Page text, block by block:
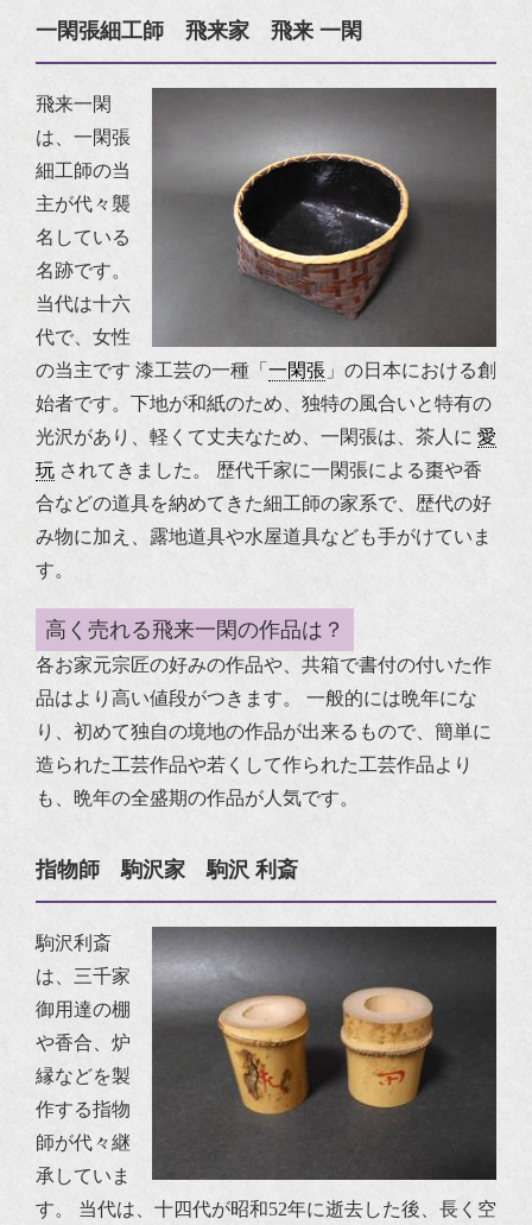
一閑張細工師 飛来家 飛来 一閑
飛来一閑
は、一閑張
細工師の当
主が代々襲
名している
名跡です。
当代は十六
代で、女性
の当主です 漆工芸の一種「 一閑張 」の日本における創
始者です。下地が和紙のため、独特の風合いと特有の
光沢があり、軽くて丈夫なため、一閑張は、茶人に 愛
玩 されてきました。
歴代千家に一閑張による棗や香
合などの道具を納めてきた細工師の家系で、歴代の好
み物に加え、露地道具や水屋道具なども手がけていま
す。
高く売れる飛来一閑の作品は？
各お家元宗匠の好みの作品や、共箱で書付の付いた作
品はより高い値段がつきます。
一般的には晩年にな
り、初めて独自の境地の作品が出来るもので、簡単に
造られた工芸作品や若くして作られた工芸作品より
も、晩年の全盛期の作品が人気です。
指物師 駒沢家 駒沢 利斎
駒沢利斎
は、三千家
御用達の棚
や香合、炉
縁などを製
作する指物
師が代々継
承していま
す。
当代は、十四代が昭和52年に逝去した後、長く空